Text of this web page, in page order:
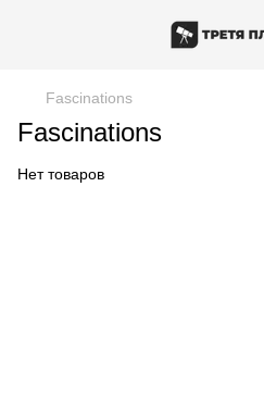
Fascinations
Fascinations
Нет товаров